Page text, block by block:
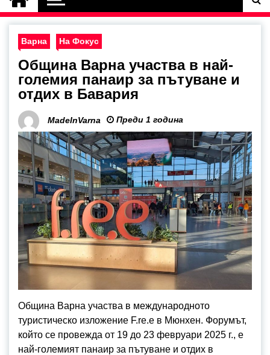
Варна На Фокус
Община Варна участва в най-
големия панаир за пътуване и
отдих в Бавария
MadeInVarna Преди 1 година
Община Варна участва в международното
туристическо изложение F.re.е в Мюнхен. Форумът,
който се провежда от 19 до 23 февруари 2025 г., е
най-големият панаир за пътуване и отдих в